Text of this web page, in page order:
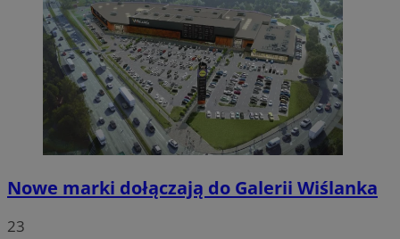
Nowe marki dołączają do Galerii Wiślanka
23